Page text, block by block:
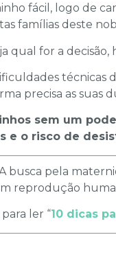
fácil, logo de
famílias deste
qual for a
precisa as suas
sem um
e o risco de
busca pela
reprodução
ler “10 dicas